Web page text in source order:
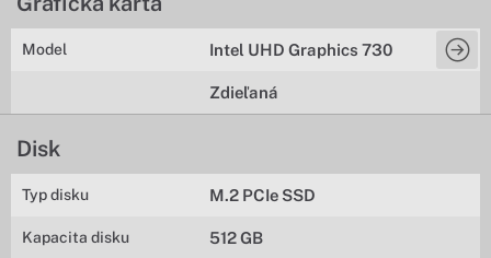
Model Intel UHD Graphics 730
Zdieľaná
Disk
Typ disku M.2 PCIe SSD
Kapacita disku 512 GB